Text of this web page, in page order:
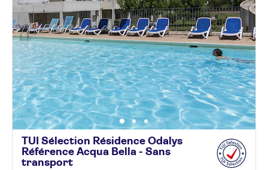
TUI Sélection Résidence Odalys
Référence Acqua Bella - Sans
transport